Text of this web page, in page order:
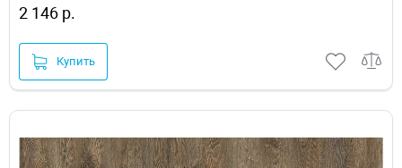
2 146 р.
Купить